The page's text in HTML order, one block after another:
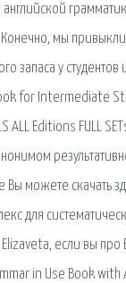
мы
запаса у
for Intermediate
ALL Editions FULL
можете скачать
для
если вы про
in Use Book